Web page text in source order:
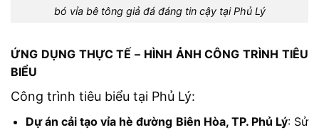
bó vỉa bê tông giả đá đáng tin cậy tại Phủ Lý
ỨNG DỤNG THỰCTẾ – HÌNH ẢNHCÔNGTRÌNHTIÊU
BIỂU
Công trình tiêu biểu tại Phủ Lý:
Dựáncảitạovỉa hèđường Biên Hòa, TP. Phủ Lý: Sử